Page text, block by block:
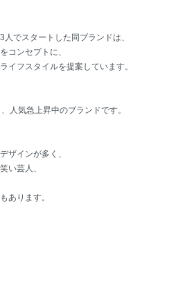
でスタートした同ブランドは、
コンセプトに、
イフスタイルを提案しています。
人気急上昇中のブランドです。
ザインが多く、
い芸人、
あります。